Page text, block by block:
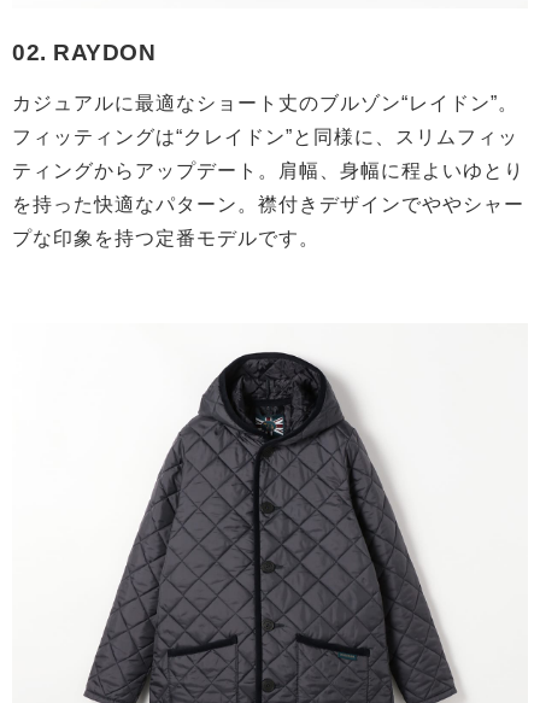
02. RAYDON
カジュアルに最適なショート丈のブルゾン“レイドン”。
フィッティングは“クレイドン”と同様に、スリムフィッ
ティングからアップデート。肩幅、身幅に程よいゆとり
を持った快適なパターン。襟付きデザインでややシャー
プな印象を持つ定番モデルです。